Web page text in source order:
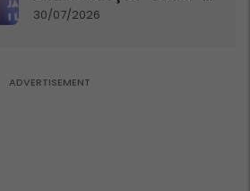
Përparim Ramës
30/07/2026